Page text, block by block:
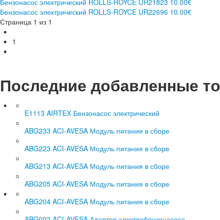
Бензонасос электрический ROLLS-ROYCE UR21823 10.00€
Бензонасос электрический ROLLS-ROYCE UR22696 10.00€
Страница 1 из 1
1
Последние добавленные
E1113 AIRTEX Бензонасос электрический
ABG233 ACI-AVESA Модуль питания в сборе
ABG223 ACI-AVESA Модуль питания в сборе
ABG213 ACI-AVESA Модуль питания в сборе
ABG205 ACI-AVESA Модуль питания в сборе
ABG204 ACI-AVESA Модуль питания в сборе